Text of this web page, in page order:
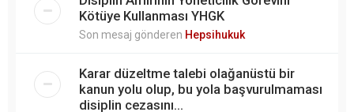
Kötüye Kullanması YHGK
Son mesaj gönderen Hepsihukuk
Karar düzeltme talebi olağanüstü bir
kanun yolu olup, bu yola başvurulmaması
disiplin cezasını...